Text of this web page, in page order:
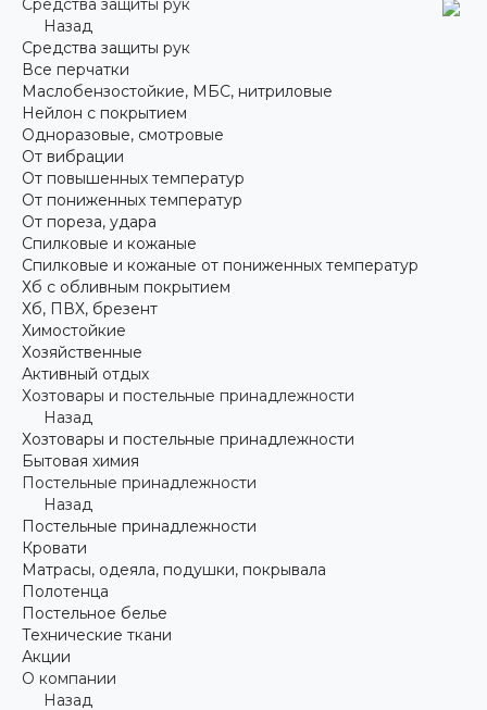
Средства защиты рук
Назад
Средства защиты рук
Все перчатки
Маслобензостойкие, МБС, нитриловые
Нейлон с покрытием
Одноразовые, смотровые
От вибрации
От повышенных температур
От пониженных температур
От пореза, удара
Спилковые и кожаные
Спилковые и кожаные от пониженных температур
Хб с обливным покрытием
Хб, ПВХ, брезент
Химостойкие
Хозяйственные
Активный отдых
Хозтовары и постельные принадлежности
Назад
Хозтовары и постельные принадлежности
Бытовая химия
Постельные принадлежности
Назад
Постельные принадлежности
Кровати
Матрасы, одеяла, подушки, покрывала
Полотенца
Постельное белье
Технические ткани
Акции
О компании
Назад